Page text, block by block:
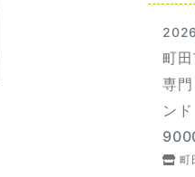
町
専
ン
町